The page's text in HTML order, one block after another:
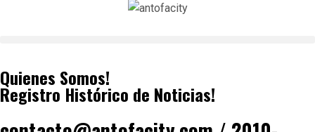
Quienes Somos!
Registro Histórico de Noticias!